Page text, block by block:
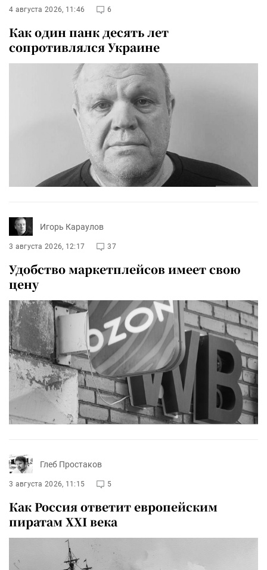
4 августа 2026, 11:46 6
Как один панк десять лет
сопротивлялся Украине
Игорь Караулов
3 августа 2026, 12:17 37
Удобство маркетплейсов имеет свою
цену
Глеб Простаков
3 августа 2026, 11:15 5
Как Россия ответит европейским
пиратам XXI века